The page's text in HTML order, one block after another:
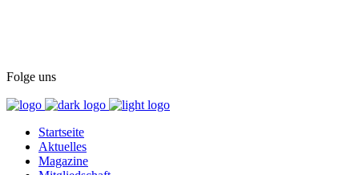
Folge uns
Startseite
Aktuelles
Magazine